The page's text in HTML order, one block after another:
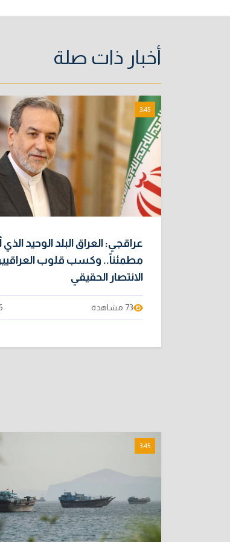
أخبار ذات صلة
3:45
عراقجي: العراق البلد الوحيد الذي
مطمئناً.. وكسب قلوب
الانتصار الحقيقي
73 مشاهدة
3:45